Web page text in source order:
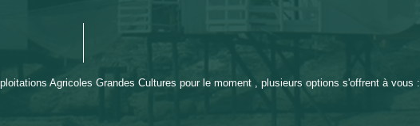
Agricoles Grandes Cultures pour le moment , plusieurs options s'offrent à vous :